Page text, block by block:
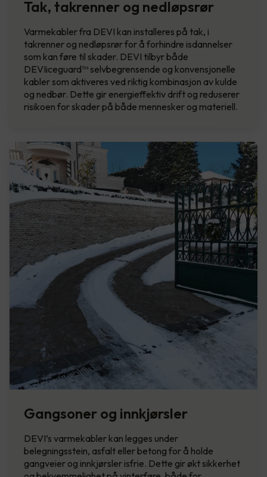
Tak, takrenner og nedløpsrør
Varmekabler fra DEVI kan installeres på tak, i
takrenner og nedløpsrør for å forhindre isdannelser
som kan føre til skader. DEVI tilbyr både
DEVIiceguard™ selvbegrensende og konvensjonelle
kabler som aktiveres ved riktig kombinasjon av kulde
og nedbør. Dette gir energieffektiv drift og reduserer
risikoen for skader på både mennesker og materiell.
Gangsoner og innkjørsler
DEVI’s varmekabler kan legges under
belegningsstein, asfalt eller betong for å holde
gangveier og innkjørsler isfrie. Dette gir økt sikkerhet